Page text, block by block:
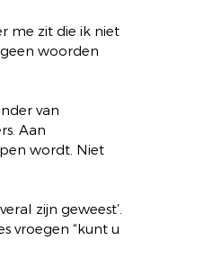
me zit die ik niet
woorden
van
Aan
wordt. Niet
zijn geweest’.
vroegen “kunt u